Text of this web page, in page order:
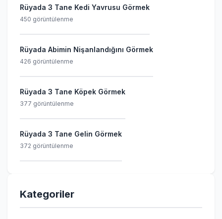
Rüyada 3 Tane Kedi Yavrusu Görmek
450 görüntülenme
Rüyada Abimin Nişanlandığını Görmek
426 görüntülenme
Rüyada 3 Tane Köpek Görmek
377 görüntülenme
Rüyada 3 Tane Gelin Görmek
372 görüntülenme
Kategoriler